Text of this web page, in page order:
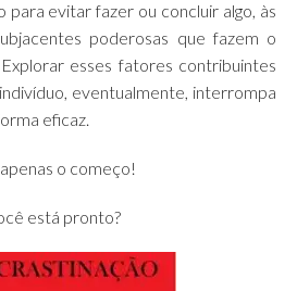
evitar fazer ou concluir algo, às
poderosas que fazem o
esses fatores contribuintes
eventualmente, interrompa
eficaz.
o começo!
está pronto?